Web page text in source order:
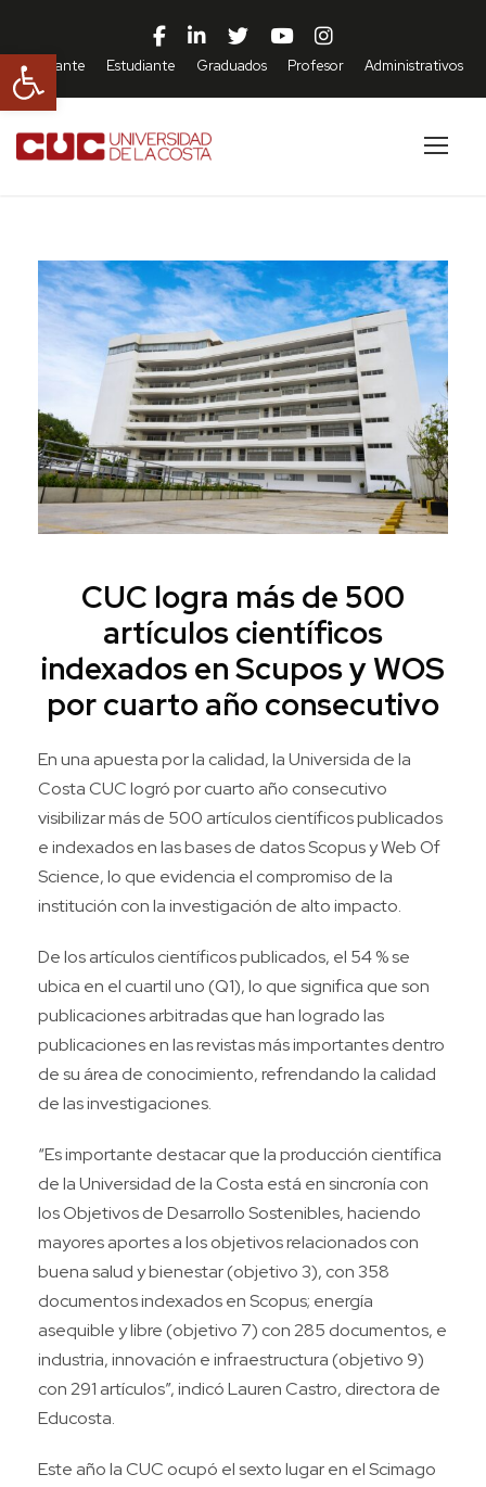
Abrir barra de herramientas
Aspirante Estudiante Graduados Profesor Administrativos
CUC logra más de 500
artículos científicos
indexados en Scupos y WOS
por cuarto año consecutivo
En una apuesta por la calidad, la Universida de la
Costa CUC logró por cuarto año consecutivo
visibilizar más de 500 artículos científicos publicados
e indexados en las bases de datos Scopus y Web Of
Science, lo que evidencia el compromiso de la
institución con la investigación de alto impacto.
De los artículos científicos publicados, el 54 % se
ubica en el cuartil uno (Q1), lo que significa que son
publicaciones arbitradas que han logrado las
publicaciones en las revistas más importantes dentro
de su área de conocimiento, refrendando la calidad
de las investigaciones.
“Es importante destacar que la producción científica
de la Universidad de la Costa está en sincronía con
los Objetivos de Desarrollo Sostenibles, haciendo
mayores aportes a los objetivos relacionados con
buena salud y bienestar (objetivo 3), con 358
documentos indexados en Scopus; energía
asequible y libre (objetivo 7) con 285 documentos, e
industria, innovación e infraestructura (objetivo 9)
con 291 artículos”, indicó Lauren Castro, directora de
Educosta.
Este año la CUC ocupó el sexto lugar en el Scimago